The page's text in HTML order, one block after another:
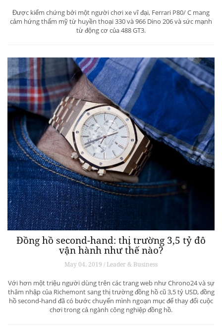
Được kiểm chứng bởi một người chơi xe vĩ đại, Ferrari P80/ C mang
cảm hứng thẩm mỹ từ huyền thoại 330 và 966 Dino 206 và sức mạnh
từ động cơ của 488 GT3.
Đồng hồ second-hand: thị trường 3,5 tỷ đô
vận hành như thế nào?
May 04, 2019 / Leader & Business
Với hơn một triệu người dùng trên các trang web như Chrono24 và sự
thâm nhập của Richemont sang thị trường đồng hồ cũ 3,5 tỷ USD, đồng
hồ second-hand đã có bước chuyển mình ngoạn mục để thay đổi cuộc
chơi trong cả ngành công nghiệp đồng hồ.